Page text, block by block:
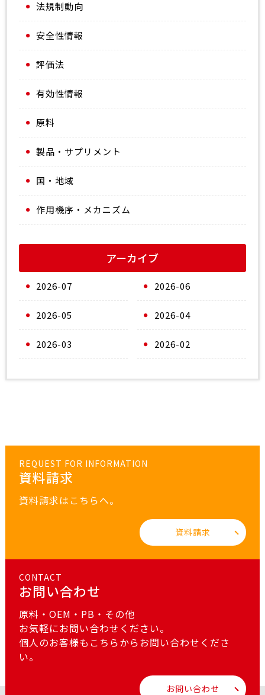
さらに副次解析として、現在利用可能なデータを用いた因
CKDGen（計67,452人）の要約遺伝子データを用いたメン
デルランダム化（Mendelian randomisation：MR）解析
が行われた。
その結果、グルコサミン使用者は、非使用者と比較して
uACRが低いカテゴリーに分類される可能性が高いことが示
された（オッズ比0.81、95％信頼区間0.80～0.83、
この関連は感度解析においても一貫して認められ、年齢、
性別、肥満指標で調整後も維持されていた。
一方、MR解析では、遺伝的に推定されたグルコサミン使用
とアルブミン尿との間に明確な関連は認められず、遺伝的
負荷の標準偏差あたりのlog uACR変化は1.11（95％信頼
区間 −3.01～5.23、p＝0.60）であった。
ン尿は比較的高頻度に認められ、その中でグルコサミン補
助食品の使用が低いアルブミン尿レベルと関連しているこ
とが初めて示されたと筆者らは報告している。
作用という生物学的仮説と整合的である一方で、その関係
が因果的なものか、あるいは交絡因子によるものかは依然
また、サプリメント使用を遺伝的指標で代替するMR解析の
限界が指摘されており、循環血中グルコサミン濃度を直接
測定した全ゲノム関連解析の必要性が強調されている。
法規制動向
安全性情報
評価法
有効性情報
原料
製品・サプリメント
国・地域
作用機序・メカニズム
アーカイブ
2026-07 2026-06
2026-05 2026-04
2026-03 2026-02
REQUEST FOR INFORMATION
資料請求
資料請求はこちらへ。
資料請求
CONTACT
お問い合わせ
原料・OEM・PB・その他
お気軽にお問い合わせください。
個人のお客様もこちらからお問い合わせくださ
い。
お問い合わせ